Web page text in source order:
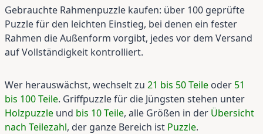
Gebrauchte Rahmenpuzzle kaufen: über 100 geprüfte
Puzzle für den leichten Einstieg, bei denen ein fester
Rahmen die Außenform vorgibt, jedes vor dem Versand
auf Vollständigkeit kontrolliert.
Wer herauswächst, wechselt zu 21 bis 50 Teile oder 51
bis 100 Teile. Griffpuzzle für die Jüngsten stehen unter
Holzpuzzle und bis 10 Teile, alle Größen in der Übersicht
nach Teilezahl, der ganze Bereich ist Puzzle.